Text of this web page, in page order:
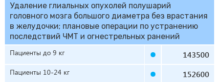
Удаление глиальных опухолей полушарий
головного мозга большого диаметра без врастания
в желудочки; плановые операции по устранению
последствий ЧМТ и огнестрельных ранений
Пациенты до 9 кг
143500
Пациенты 10-24 кг 152600